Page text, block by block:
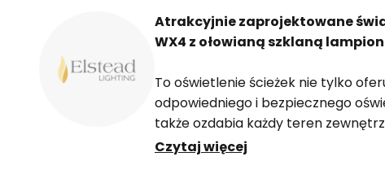
Atrakcyjnie zaprojektowane
WX4 z ołowianą szklaną
To oświetlenie ścieżek nie tylko
odpowiedniego i bezpiecznego
także ozdabia każdy teren
wyglądem stylowo zaprojektowaną
Czytaj więcej